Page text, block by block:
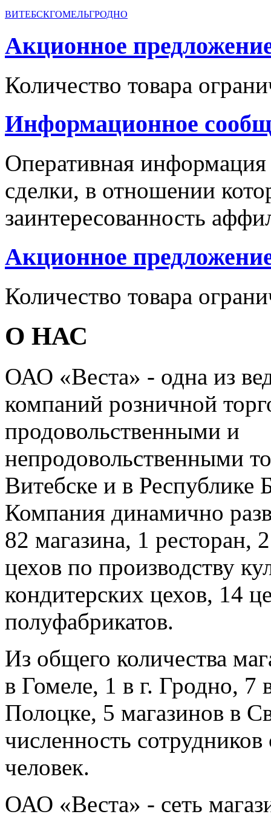
ВИТЕБСКГОМЕЛЬГРОДНО
Акционное
Количество товара
Информационное
Оперативная
сделки, в отношении
заинтересованность
Акционное
Количество товара
О НАС
ОАО «Веста» - одна из
компаний розничной
продовольственными и
непродовольственными
Витебске и в Республике
Компания динамично
82 магазина, 1 ресторан,
цехов по производству
кондитерских цехов, 14
полуфабрикатов.
Из общего количества
в Гомеле, 1 в г. Гродно, 7
Полоцке, 5 магазинов в
численность
человек.
ОАО «Веста» - сеть